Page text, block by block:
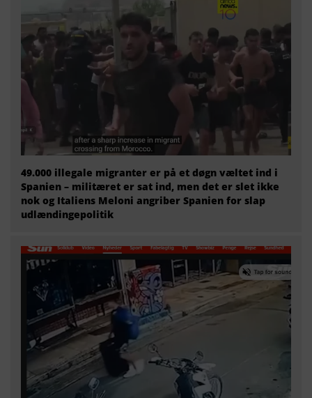
49.000 illegale migranter er på et døgn væltet ind i
Spanien – militæret er sat ind, men det er slet ikke
nok og Italiens Meloni angriber Spanien for slap
udlændingepolitik